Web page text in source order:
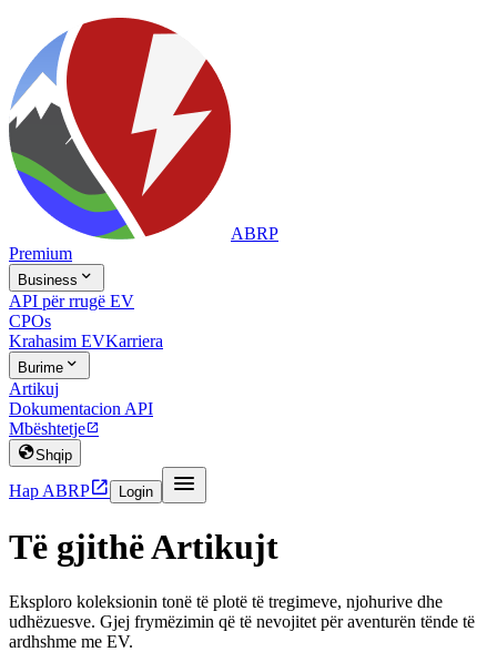
ABRP
Premium
Business 
API për rrugë EV
CPOs
Krahasim EVKarriera
Burime 
Artikuj
Dokumentacion API
Mbështetje
Shqip
Hap ABRP Login 
Të gjithë Artikujt
Eksploro koleksionin tonë të plotë të tregimeve, njohurive dhe
udhëzuesve. Gjej frymëzimin që të nevojitet për aventurën tënde të
ardhshme me EV.